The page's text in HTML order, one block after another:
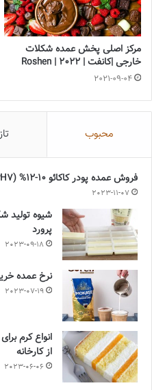
مرکز اصلی پخش عمده شکلات
خارجی |کانفت | Roshen | 2022
2021-09-04
محبوب
فروش عمده پودر کاکائو 10-12% (PH7)
2023-11-07
شیوه تولید
پرورد
2023-09-18
نرخ عمده
2023-07-19
انواع کرم
از کارخانه
2023-06-06